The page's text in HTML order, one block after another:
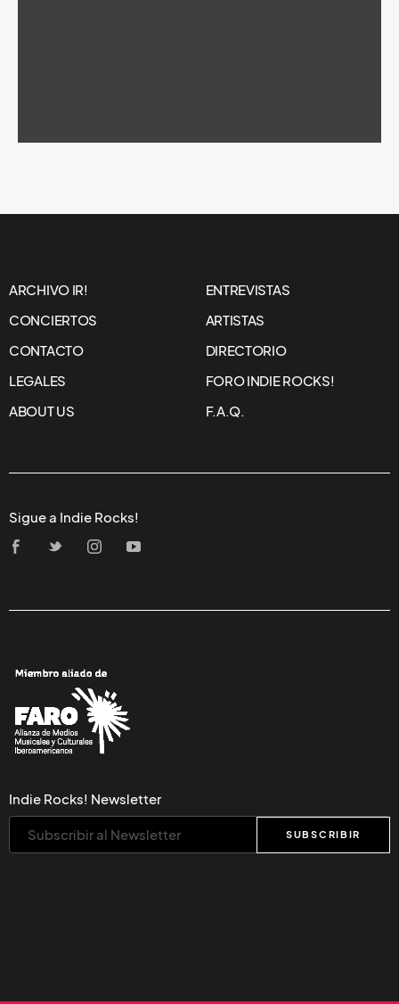
ARCHIVO IR!
ENTREVISTAS
CONCIERTOS
ARTISTAS
CONTACTO
DIRECTORIO
LEGALES
FORO INDIE ROCKS!
ABOUT US
F.A.Q.
Sigue a Indie Rocks!
Indie Rocks! Newsletter